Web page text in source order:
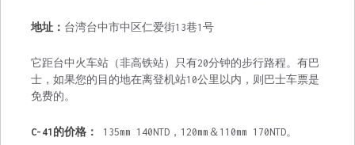
地址： 台湾台中市中区仁爱街13巷1号
它距台中火车站（非高铁站）只有20分钟的步行路程。有巴
士，如果您的目的地在离登机站10公里以内，则巴士车票是
免费的。
C-41的价格： 135mm 140NTD，120mm＆110mm 170NTD。